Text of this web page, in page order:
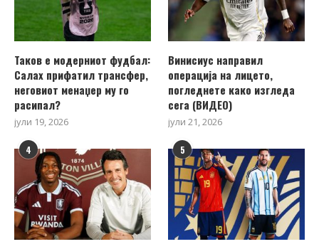
Таков е модерниот фудбал:
Салах прифатил трансфер,
неговиот менаџер му го
расипал?
јули 19, 2026
Винисиус направил
операција на лицето,
погледнете како изгледа
сега (ВИДЕО)
јули 21, 2026
4 5